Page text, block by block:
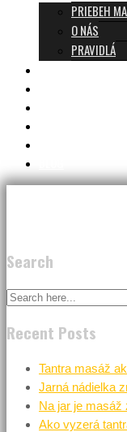
PRIEBEH
O NÁS
PRAVIDLÁ
Search
Recent Posts
Tantra masáž
Jarná nádielka
Na jar je
Ako vyzerá